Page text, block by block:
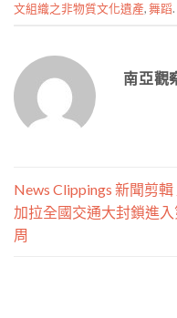
文組織之非物質文化遺產,舞蹈.
南亞觀
News Clippings 新聞剪輯
加拉全國交通大封鎖進入
周